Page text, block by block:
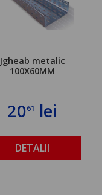
Jgheab metalic
100X60MM
2061 lei
DETALII